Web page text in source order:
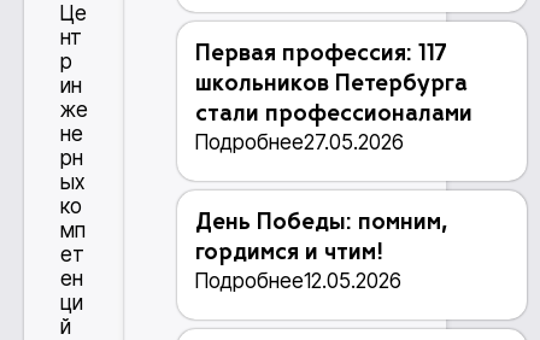
Це
нт
р
ин
же
не
рн
ых
ко
мп
ет
ен
ци
й
Первая профессия: 117
школьников Петербурга
стали профессионалами
Подробнее27.05.2026
День Победы: помним,
гордимся и чтим!
Подробнее12.05.2026